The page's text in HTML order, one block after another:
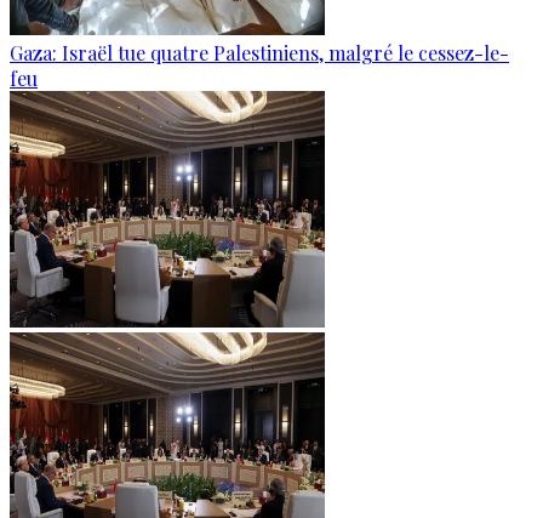
Gaza: Israël tue quatre Palestiniens, malgré le cessez-le-
feu